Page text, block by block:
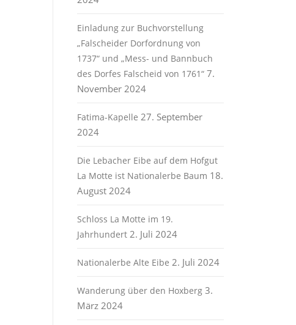
Einladung zur Buchvorstellung
„Falscheider Dorfordnung von
1737“ und „Mess- und Bannbuch
des Dorfes Falscheid von 1761“ 7.
November 2024
Fatima-Kapelle 27. September
2024
Die Lebacher Eibe auf dem Hofgut
La Motte ist Nationalerbe Baum 18.
August 2024
Schloss La Motte im 19.
Jahrhundert 2. Juli 2024
Nationalerbe Alte Eibe 2. Juli 2024
Wanderung über den Hoxberg 3.
März 2024